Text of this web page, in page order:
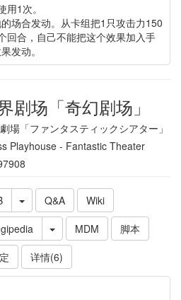
1次。
场合发动。从卡组把1只攻击力150
回合，自己不能把这个效果加入手
发动。
剧场「奇幻剧场」
場「ファンタスティックシアター」
Playhouse - Fantastic Theater
Q&A
Wiki
MDM
脚本
详情(6)